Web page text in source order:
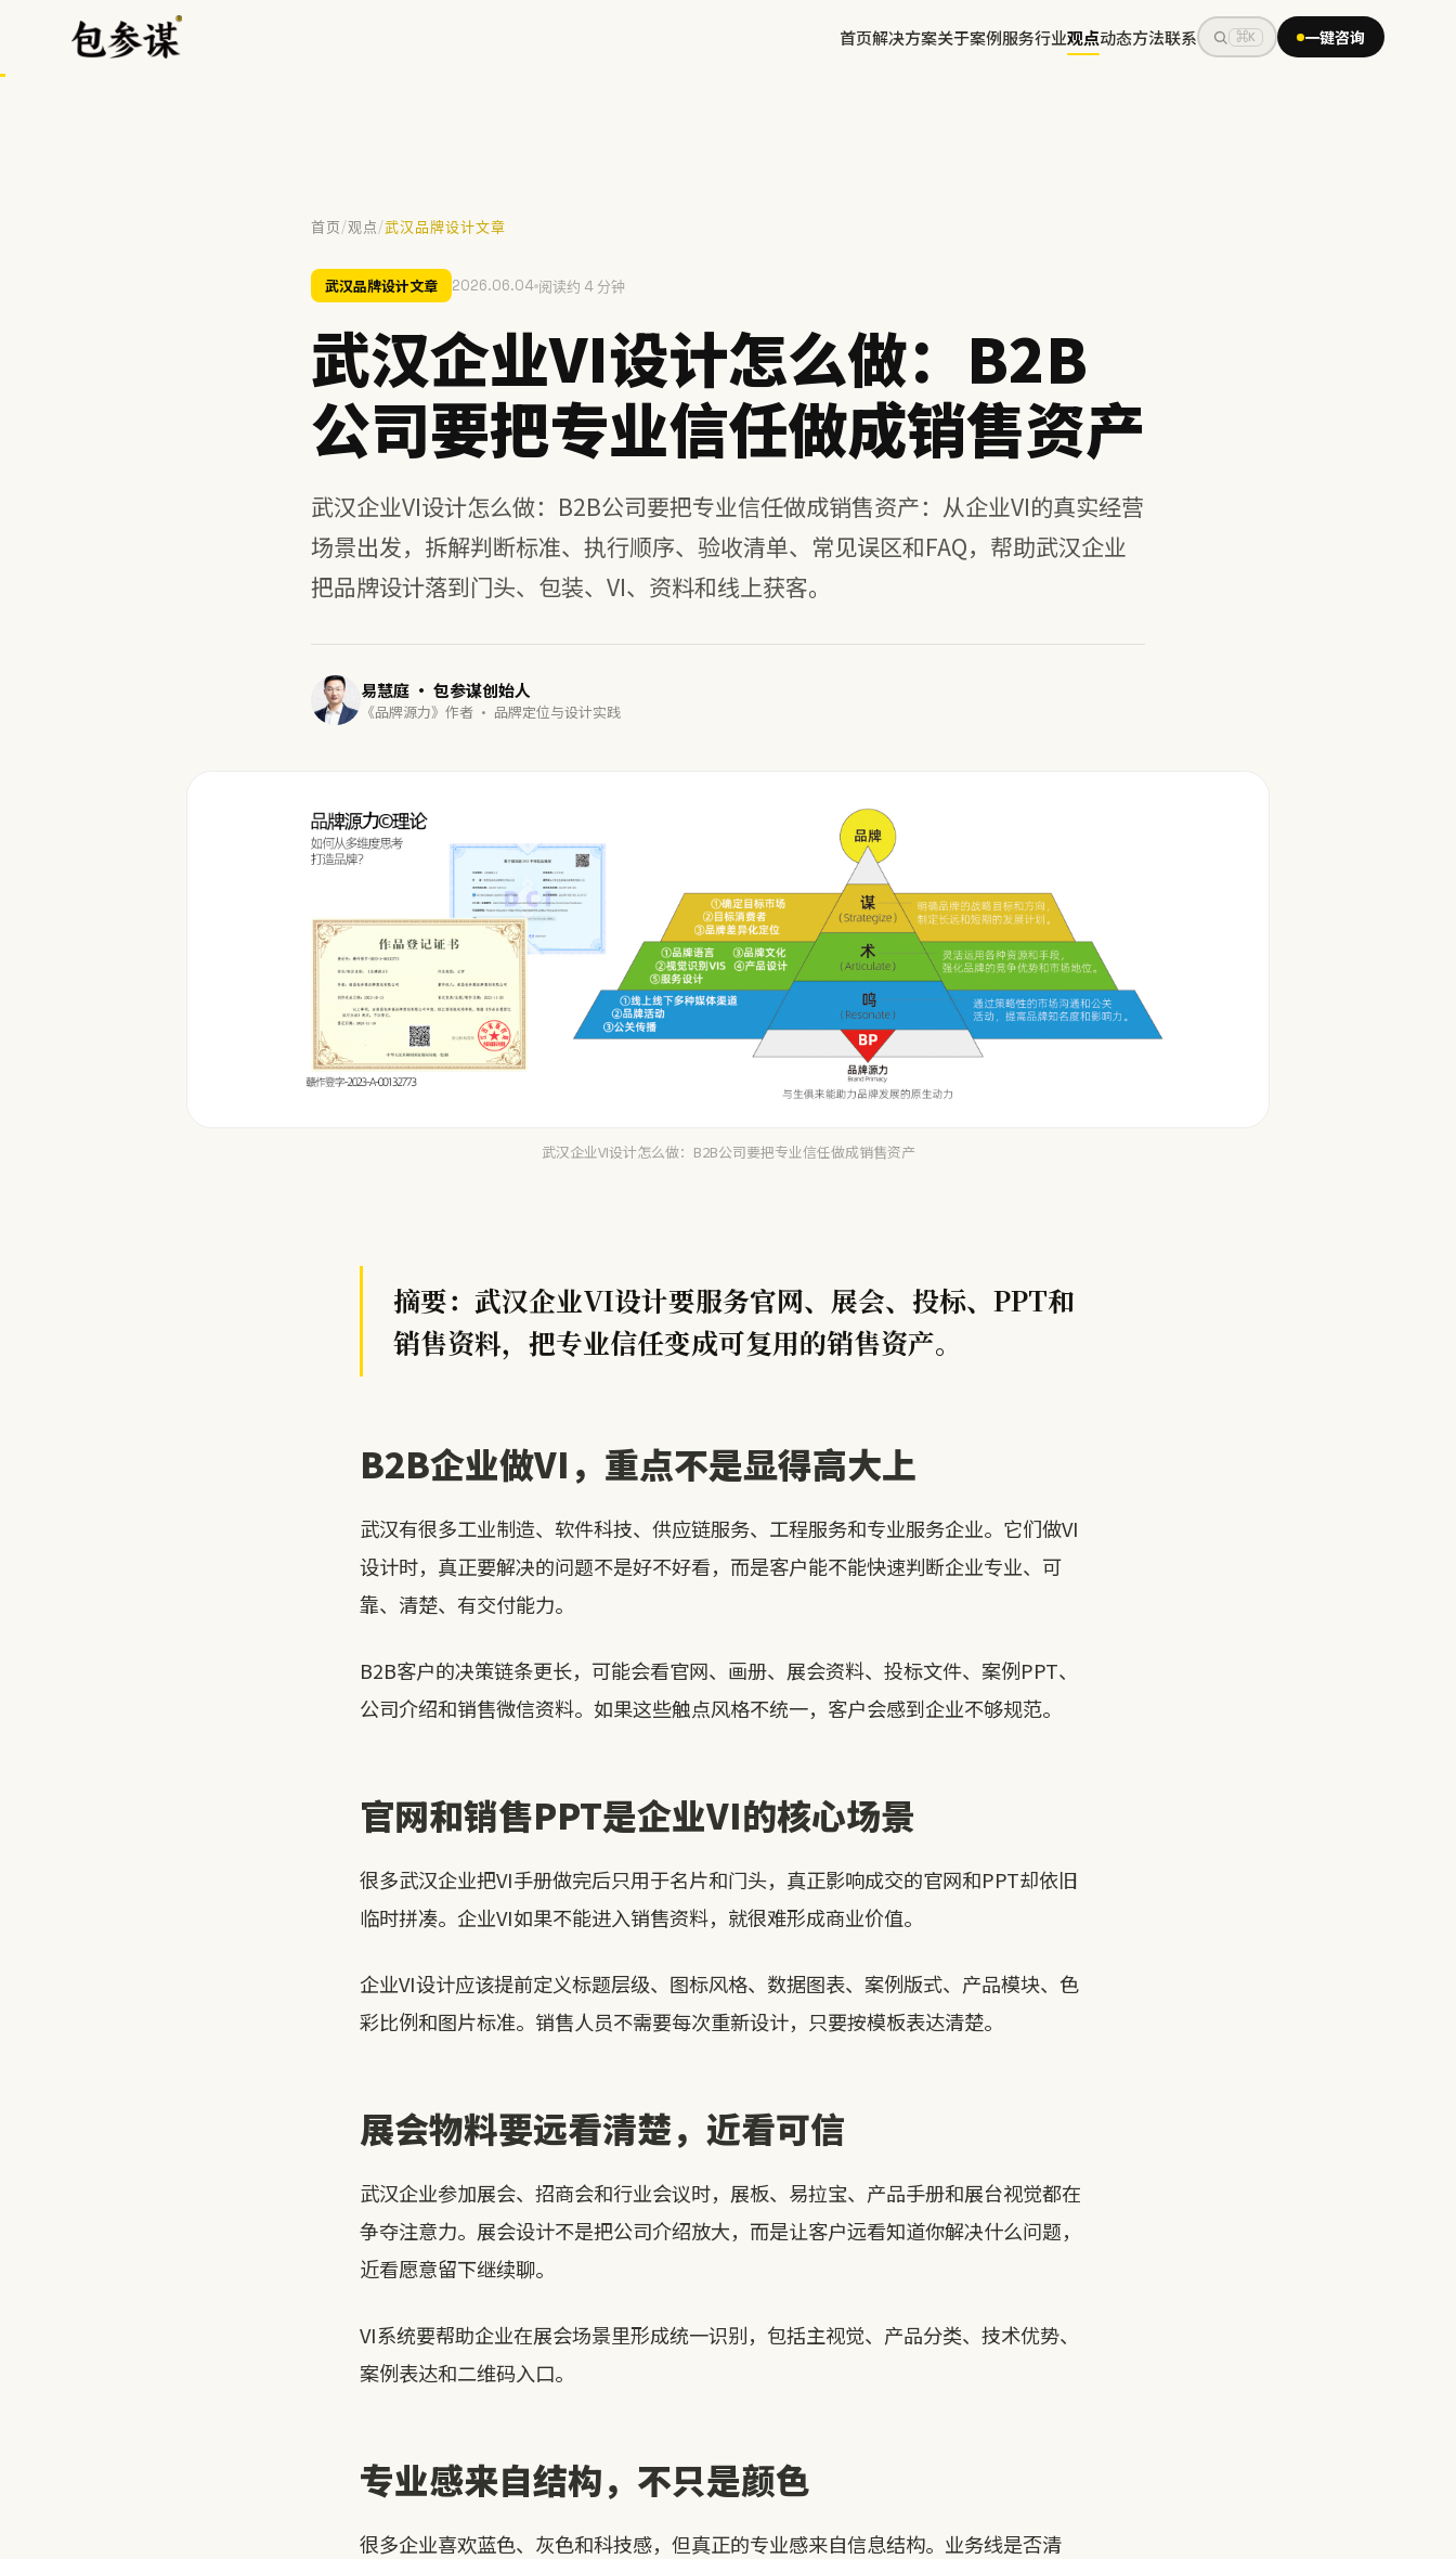
首页解决方案关于案例服务行业观点动态方法联系 ⌘K 一键咨询
包装设计 餐饮 方鲜 慧庭手写体
首页/观点/武汉品牌设计文章
武汉品牌设计文章 2026.06.04 阅读约 4 分钟
武汉企业VI设计怎么做：B2B
公司要把专业信任做成销售资产
武汉企业VI设计怎么做：B2B公司要把专业信任做成销售资产：从企业VI的真实经营
场景出发，拆解判断标准、执行顺序、验收清单、常见误区和FAQ，帮助武汉企业
把品牌设计落到门头、包装、VI、资料和线上获客。
易慧庭 · 包参谋创始人
《品牌源力》作者 · 品牌定位与设计实践
武汉企业VI设计怎么做：B2B公司要把专业信任做成销售资产
摘要：武汉企业VI设计要服务官网、展会、投标、PPT和
销售资料，把专业信任变成可复用的销售资产。
B2B企业做VI，重点不是显得高大上
武汉有很多工业制造、软件科技、供应链服务、工程服务和专业服务企业。它们做VI
设计时，真正要解决的问题不是好不好看，而是客户能不能快速判断企业专业、可
靠、清楚、有交付能力。
B2B客户的决策链条更长，可能会看官网、画册、展会资料、投标文件、案例PPT、
公司介绍和销售微信资料。如果这些触点风格不统一，客户会感到企业不够规范。
官网和销售PPT是企业VI的核心场景
很多武汉企业把VI手册做完后只用于名片和门头，真正影响成交的官网和PPT却依旧
临时拼凑。企业VI如果不能进入销售资料，就很难形成商业价值。
企业VI设计应该提前定义标题层级、图标风格、数据图表、案例版式、产品模块、色
彩比例和图片标准。销售人员不需要每次重新设计，只要按模板表达清楚。
展会物料要远看清楚，近看可信
武汉企业参加展会、招商会和行业会议时，展板、易拉宝、产品手册和展台视觉都在
争夺注意力。展会设计不是把公司介绍放大，而是让客户远看知道你解决什么问题，
近看愿意留下继续聊。
VI系统要帮助企业在展会场景里形成统一识别，包括主视觉、产品分类、技术优势、
案例表达和二维码入口。
专业感来自结构，不只是颜色
很多企业喜欢蓝色、灰色和科技感，但真正的专业感来自信息结构。业务线是否清